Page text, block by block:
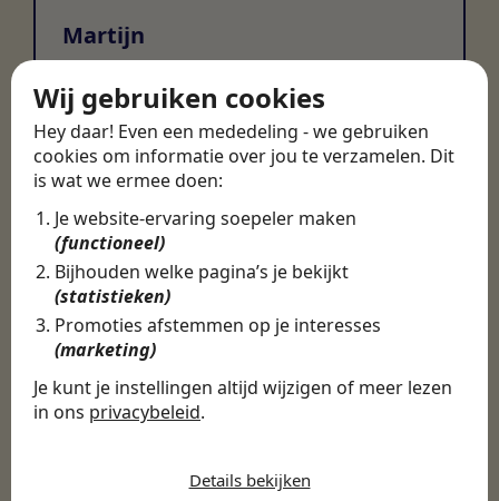
Wij gebruiken cookies
Hey daar! Even een mededeling - we gebruiken
cookies om informatie over jou te verzamelen. Dit
is wat we ermee doen:
Je website-ervaring soepeler maken
(functioneel)
Bijhouden welke pagina’s je bekijkt
(statistieken)
Promoties afstemmen op je interesses
(marketing)
Je kunt je instellingen altijd wijzigen of meer lezen
in ons privacybeleid.
Details bekijken
Martijn